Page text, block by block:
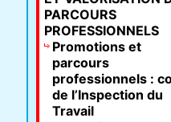
PARCOURS
PROFESSIONNELS
Promotions et
parcours
professionnels :
de l’Inspection du
Travail